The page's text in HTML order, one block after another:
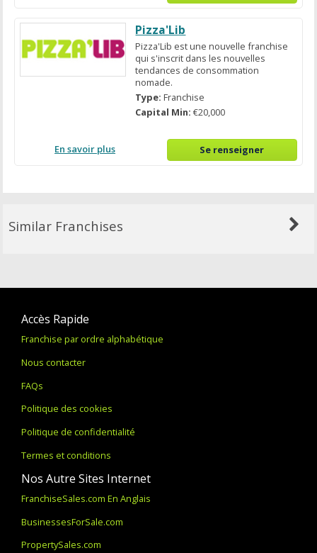
Pizza'Lib
Pizza'Lib est une nouvelle franchise
qui s'inscrit dans les nouvelles
tendances de consommation
nomade.
Type:Franchise
Capital Min:€20,000
En savoir plus Se renseigner
Similar Franchises
Accès Rapide
Franchise par ordre alphabétique
Nous contacter
FAQs
Politique des cookies
Politique de confidentialité
Termes et conditions
Nos Autre Sites Internet
FranchiseSales.com En Anglais
BusinessesForSale.com
PropertySales.com